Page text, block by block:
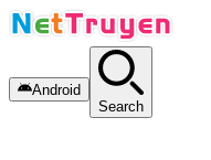
Android
Search